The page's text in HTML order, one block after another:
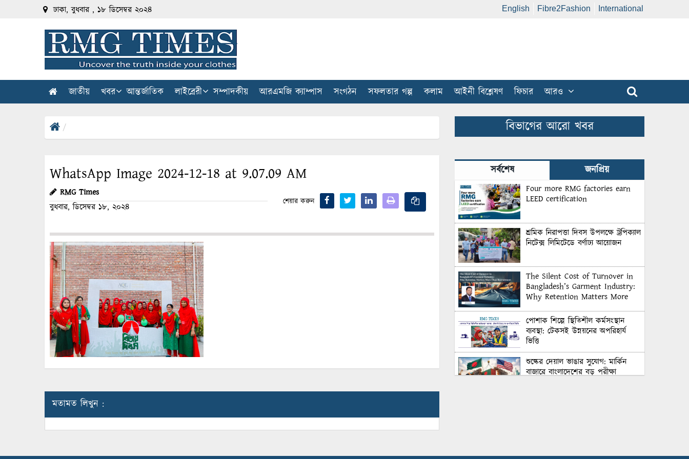
ঢাকা, বুধবার , ১৮ ডিসেম্বর ২০২৪ English Fibre2Fashion International
জাতীয় খবর আন্তর্জাতিক লাইব্রেরী সম্পাদকীয় আরএমজি ক্যাম্পাস সংগঠন সফলতার গল্প কলাম আইনী বিশ্লেষণ ফিচার আরও
WhatsApp Image 2024-12-18 at 9.07.09 AM
RMG Times
বুধবার, ডিসেম্বর ১৮, ২০২৪
শেয়ার করুন
মতামত লিখুন :
বিভাগের আরো খবর
সর্বশেষ জনপ্রিয়
Four more RMG factories earn
LEED certification
শ্রমিক নিরাপত্তা দিবস উপলক্ষে ট্রপিক্যাল
নিটেক্স লিমিটেডে বর্ণাঢ্য আয়োজন
The Silent Cost of Turnover in
Bangladesh’s Garment Industry:
Why Retention Matters More
পোশাক শিল্পে স্থিতিশীল কর্মসংস্থান
ব্যবস্থা: টেকসই উন্নয়নের অপরিহার্য
ভিত্তি
শুল্কের দেয়াল ভাঙার সুযোগ: মার্কিন
বাজারে বাংলাদেশের বড় পরীক্ষা
Control Union Bangladesh Hosts